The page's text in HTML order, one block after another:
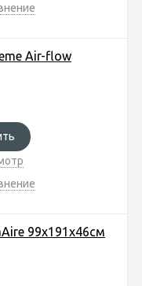
Air-flow
99х191х46см